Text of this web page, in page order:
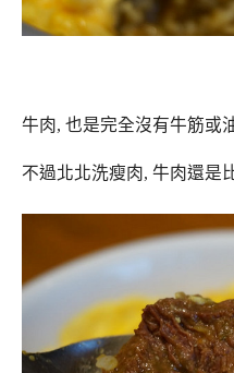
牛肉, 也是完全沒有牛筋或
不過北北洗瘦肉, 牛肉還是